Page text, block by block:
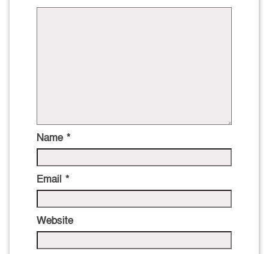
Name *
Email *
Website